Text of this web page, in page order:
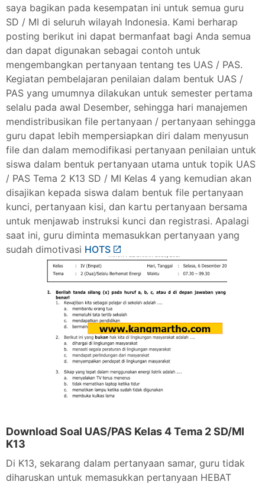
saya bagikan pada kesempatan ini untuk semua guru
SD / MI di seluruh wilayah Indonesia. Kami berharap
posting berikut ini dapat bermanfaat bagi Anda semua
dan dapat digunakan sebagai contoh untuk
mengembangkan pertanyaan tentang tes UAS / PAS.
Kegiatan pembelajaran penilaian dalam bentuk UAS /
PAS yang umumnya dilakukan untuk semester pertama
selalu pada awal Desember, sehingga hari manajemen
mendistribusikan file pertanyaan / pertanyaan sehingga
guru dapat lebih mempersiapkan diri dalam menyusun
file dan dalam memodifikasi pertanyaan penilaian untuk
siswa dalam bentuk pertanyaan utama untuk topik UAS
/ PAS Tema 2 K13 SD / MI Kelas 4 yang kemudian akan
disajikan kepada siswa dalam bentuk file pertanyaan
kunci, pertanyaan kisi, dan kartu pertanyaan bersama
untuk menjawab instruksi kunci dan registrasi. Apalagi
saat ini, guru diminta memasukkan pertanyaan yang
sudah dimotivasi HOTS
Download Soal UAS/PAS Kelas 4 Tema 2 SD/MI
K13
Di K13, sekarang dalam pertanyaan samar, guru tidak
diharuskan untuk memasukkan pertanyaan HEBAT